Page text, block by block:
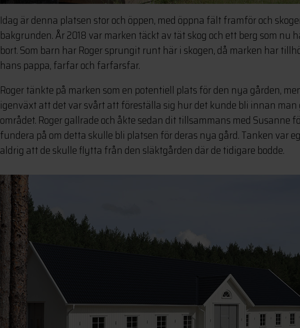
Idag är denna platsen stor och öppen, med öppna fält framför och
bakgrunden. År 2018 var marken täckt av tät skog och ett berg som nu
bort. Som barn har Roger sprungit runt här i skogen, då marken har
hans pappa, farfar och farfarsfar.
Roger tänkte på marken som en potentiell plats för den nya gården,
igenväxt att det var svårt att föreställa sig hur det kunde bli innan
området. Roger gallrade och åkte sedan dit tillsammans med Susanne
fundera på om detta skulle bli platsen för deras nya gård. Tanken var
aldrig att de skulle flytta från den släktgården där de tidigare bodde.